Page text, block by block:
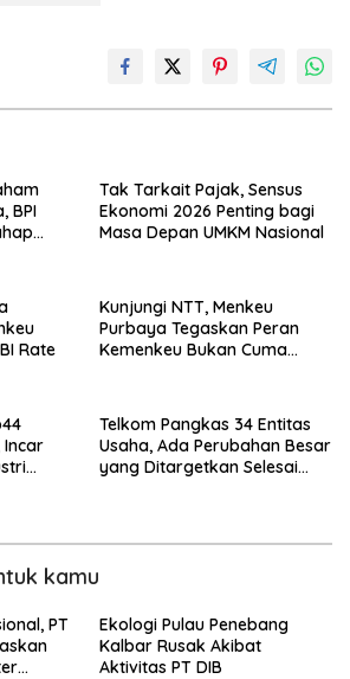
BPI
Tak Tarkait Pajak, Sensus
Ekonomi 2026 Penting bagi
Masa Depan UMKM Nasional
Rate
Kunjungi NTT, Menkeu
Purbaya Tegaskan Peran
Kemenkeu Bukan Cuma
Incar
Telkom Pangkas 34 Entitas
Usaha, Ada Perubahan Besar
yang Ditargetkan Selesai
kamu
PT
Ekologi Pulau Penebang
Kalbar Rusak Akibat
Aktivitas PT DIB